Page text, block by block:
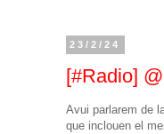
23/2/24
[#Radio]
Avui parlarem de
que inclouen el